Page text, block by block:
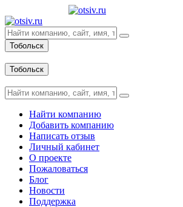
Тобольск
Тобольск
Найти компанию
Добавить компанию
Написать отзыв
Личный кабинет
О проекте
Пожаловаться
Блог
Новости
Поддержка